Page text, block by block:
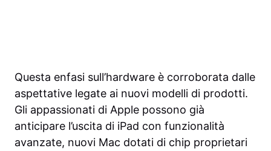
Questa enfasi sull’hardware è corroborata dalle
aspettative legate ai nuovi modelli di prodotti.
Gli appassionati di Apple possono già
anticipare l’uscita di iPad con funzionalità
avanzate, nuovi Mac dotati di chip proprietari